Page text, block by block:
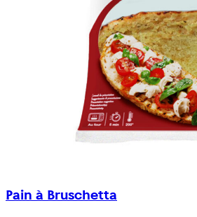
Pain à Bruschetta